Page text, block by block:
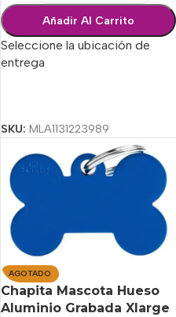
Añadir Al Carrito
Seleccione la ubicación de
entrega
SKU: MLA1131223989
AGOTADO
Chapita Mascota Hueso
Aluminio Grabada Xlarge